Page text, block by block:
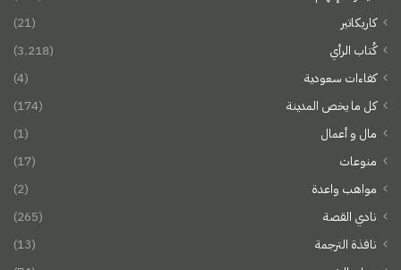
كاريكاتير
(21)
كُتاب الرأي
(3٬218)
كفاءات سعودية
(4)
كل ما يخص المدينة
(174)
مال و أعمال
(1)
منوعات
(17)
مواهب واعدة
(2)
نادي القصة
(265)
نافذة الترجمة
(13)